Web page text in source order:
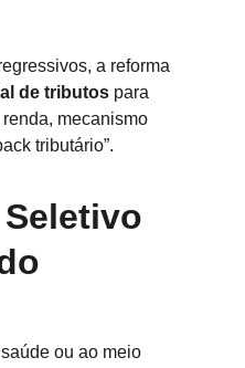
a reforma
de tributos para
mecanismo
tributário”.
ou ao meio